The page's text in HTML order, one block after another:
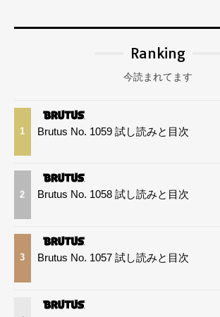
Ranking
今読まれてます
1 Brutus No. 1059 試し読みと目次
2 Brutus No. 1058 試し読みと目次
3 Brutus No. 1057 試し読みと目次